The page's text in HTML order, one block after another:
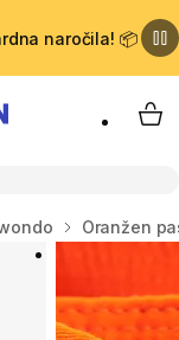
naročila! 📦
Oranžen